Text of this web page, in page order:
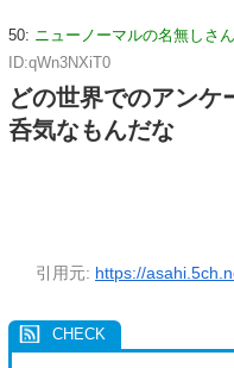
50: ニューノーマルの名無しさん
ID:qWn3NXiT0
どの世界でのアンケ
呑気なもんだな
引用元: https://